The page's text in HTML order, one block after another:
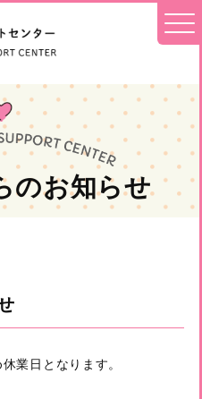
のお知らせ
業日となります。